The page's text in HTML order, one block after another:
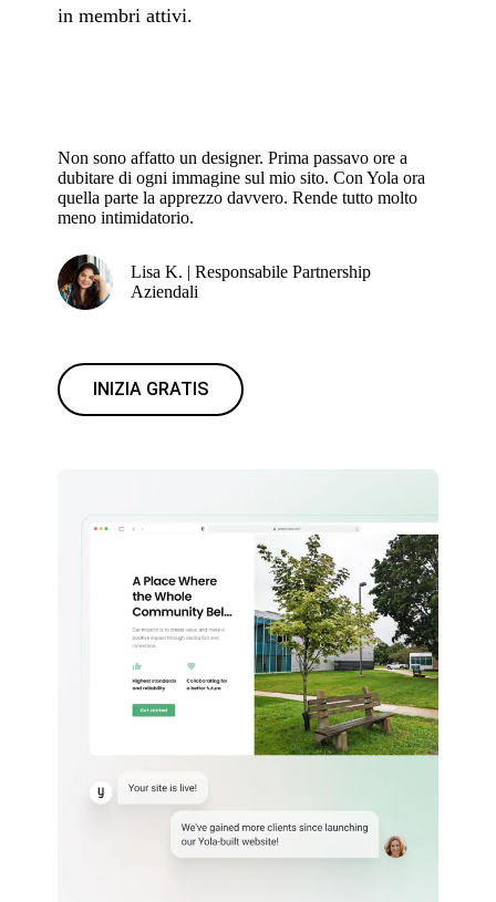
in membri attivi.
Non sono affatto un designer. Prima passavo ore a
dubitare di ogni immagine sul mio sito. Con Yola ora
quella parte la apprezzo davvero. Rende tutto molto
meno intimidatorio.
Lisa K. | Responsabile Partnership
Aziendali
INIZIA GRATIS